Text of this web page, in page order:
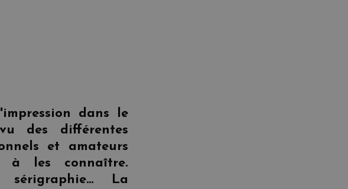
dans le
des différentes
et amateurs
les connaître.
sérigraphie… La